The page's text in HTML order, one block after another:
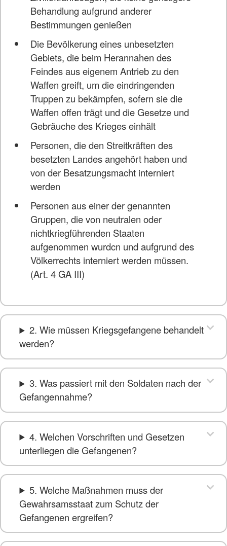
Behandlung aufgrund anderer
Bestimmungen genießen
Die Bevölkerung eines unbesetzten
Gebiets, die beim Herannahen des
Feindes aus eigenem Antrieb zu den
Waffen greift, um die eindringenden
Truppen zu bekämpfen, sofern sie die
Waffen offen trägt und die Gesetze und
Gebräuche des Krieges einhält
Personen, die den Streitkräften des
besetzten Landes angehört haben und
von der Besatzungsmacht interniert
werden
Personen aus einer der genannten
Gruppen, die von neutralen oder
nichtkriegführenden Staaten
aufgenommen wurdcn und aufgrund des
Völkerrechts interniert werden müssen.
(Art. 4 GA III)
2. Wie müssen Kriegsgefangene behandelt
werden?
3. Was passiert mit den Soldaten nach der
Gefangennahme?
4. Welchen Vorschriften und Gesetzen
unterliegen die Gefangenen?
5. Welche Maßnahmen muss der
Gewahrsamsstaat zum Schutz der
Gefangenen ergreifen?